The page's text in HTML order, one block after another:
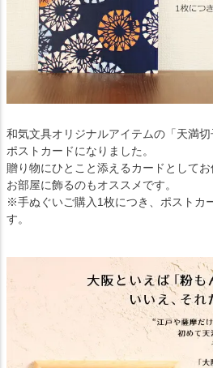
和気文具オリジナルアイテムの「天満
ポストカードになりました。
贈り物にひとこと添えるカードとしてお
お部屋に飾るのもオススメです。
※手ぬぐいご購入1枚につき、ポストカ
す。